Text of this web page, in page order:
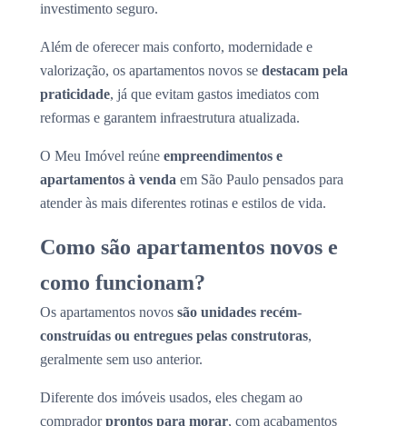
investimento seguro.
Além de oferecer mais conforto, modernidade e
valorização, os apartamentos novos se destacam pela
praticidade, já que evitam gastos imediatos com
reformas e garantem infraestrutura atualizada.
O Meu Imóvel reúne empreendimentos e
apartamentos à venda em São Paulo pensados para
atender às mais diferentes rotinas e estilos de vida.
Como são apartamentos novos e
como funcionam?
Os apartamentos novos são unidades recém-
construídas ou entregues pelas construtoras,
geralmente sem uso anterior.
Diferente dos imóveis usados, eles chegam ao
compradorprontos para morar, com acabamentos